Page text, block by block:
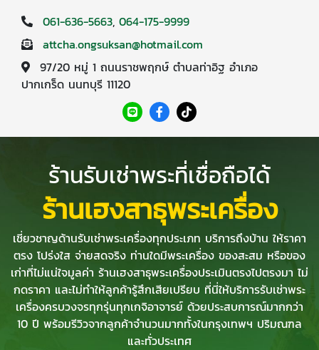
061-636-5663, 064-175-9999
attcha.ongsuksan@hotmail.com
97/20 หมู่ 1 ถนนราชพฤกษ์ ตำบลท่าอิฐ อำเภอ
ปากเกร็ด นนทบุรี 11120
ร้านรับเช่าพระที่เชื่อถือได้
ร้านเฮงสาธุพระเครื่อง
เชี่ยวชาญด้านรับเช่าพระเครื่องทุกประเภท บริการถึงบ้าน ให้ราคา
ตรง โปร่งใส จ่ายสดจริง ท่านใดมีพระเครื่อง ของสะสม หรือของ
เก่าที่ไม่แน่ใจมูลค่า ร้านเฮงสาธุพระเครื่องประเมินตรงไปตรงมา ไม่
กดราคา และไม่ทำให้ลูกค้ารู้สึกเสียเปรียบ ที่นี่ให้บริการรับเช่าพระ
เครื่องครบวงจรทุกรุ่นทุกเกจิอาจารย์ ด้วยประสบการณ์มากกว่า
10 ปี พร้อมรีวิวจากลูกค้าจำนวนมากทั้งในกรุงเทพฯ ปริมณฑล
และทั่วประเทศ